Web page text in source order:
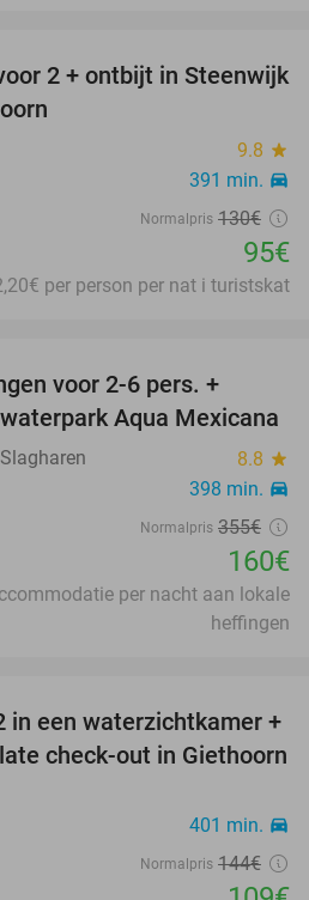
27%
2 + ontbijt in Steenwijk
9.8 star
391 min. directions_car
Normalpris 130€
95€
per person per nat i turistskat
voor 2-6 pers. +
Aqua Mexicana
8.8 star
398 min. directions_car
Normalpris 355€
160€
per nacht aan lokale
heffingen
24%
in een waterzichtkamer +
check-out in Giethoorn
401 min. directions_car
Normalpris 144€